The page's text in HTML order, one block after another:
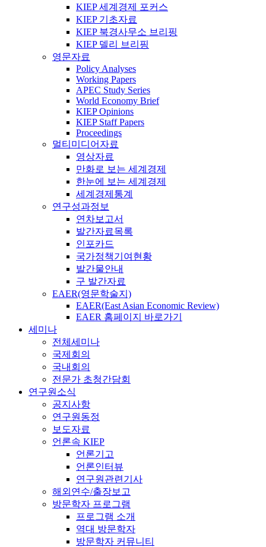
KIEP 세계경제 포커스
KIEP 기초자료
KIEP 북경사무소 브리핑
KIEP 델리 브리핑
영문자료
Policy Analyses
Working Papers
APEC Study Series
World Economy Brief
KIEP Opinions
KIEP Staff Papers
Proceedings
멀티미디어자료
영상자료
만화로 보는 세계경제
한눈에 보는 세계경제
세계경제통계
연구성과정보
연차보고서
발간자료목록
인포카드
국가정책기여현황
발간물안내
구 발간자료
EAER(영문학술지)
EAER(East Asian Economic Review)
EAER 홈페이지 바로가기
세미나
전체세미나
국제회의
국내회의
전문가 초청간담회
연구원소식
공지사항
연구원동정
보도자료
언론속 KIEP
언론기고
언론인터뷰
연구원관련기사
해외연수/출장보고
방문학자 프로그램
프로그램 소개
역대 방문학자
방문학자 커뮤니티